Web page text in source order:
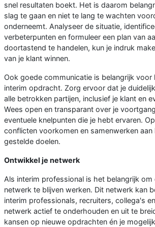
snel resultaten boekt. Het is daarom
slag te gaan en niet te lang te wachten
onderneemt. Analyseer de situatie,
verbeterpunten en formuleer een plan van
doortastend te handelen, kun je indruk
van je klant winnen.
Ook goede communicatie is belangrijk voor
interim opdracht. Zorg ervoor dat je
alle betrokken partijen, inclusief je klant en
Wees open en transparant over je
eventuele knelpunten die je hebt ervaren.
conflicten voorkomen en samenwerken
gestelde doelen.
Ontwikkel je netwerk
Als interim professional is het belangrijk om
netwerk te blijven werken. Dit netwerk kan
interim professionals, recruiters, collega's
netwerk actief te onderhouden en uit te
kansen op nieuwe opdrachten én je